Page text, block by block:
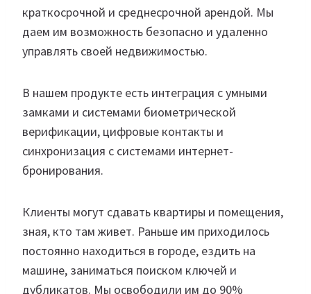
краткосрочной и среднесрочной арендой. Мы
даем им возможность безопасно и удаленно
управлять своей недвижимостью.
В нашем продукте есть интеграция с умными
замками и системами биометрической
верификации, цифровые контакты и
синхронизация с системами интернет-
бронирования.
Клиенты могут сдавать квартиры и помещения,
зная, кто там живет. Раньше им приходилось
постоянно находиться в городе, ездить на
машине, заниматься поиском ключей и
дубликатов. Мы освободили им до 90%